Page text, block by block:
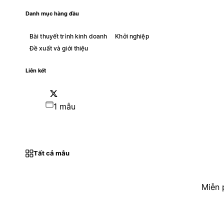
Danh mục hàng đầu
Bài thuyết trình kinh doanh
Khởi nghiệp
Đề xuất và giới thiệu
Liên kết
1 mẫu
Tất cả mẫu
Miễn